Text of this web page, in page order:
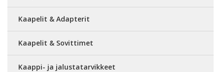
Kaapelit & Adapterit
Kaapelit & Sovittimet
Kaappi- ja jalustatarvikkeet